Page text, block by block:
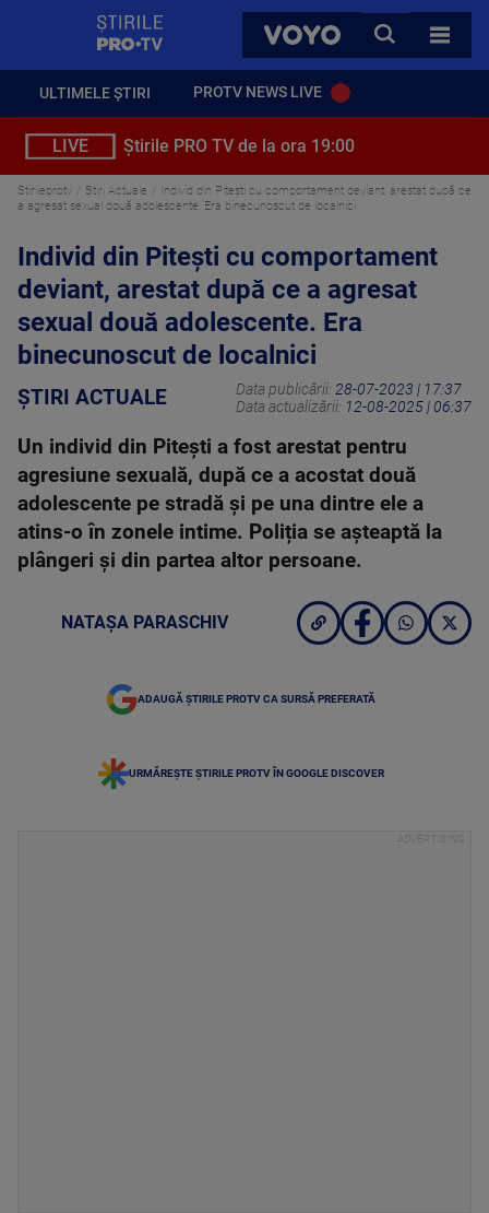
VOYO
CAUTA
TOATE
ULTIMELE ȘTIRI PROTV NEWS LIVE
LIVE Știrile PRO TV de la ora 19:00
Stirileprotv Știri Actuale
Individ din Pitești cu comportament deviant, arestat după ce
a agresat sexual două adolescente. Era binecunoscut de localnici
Individ din Pitești cu comportament
deviant, arestat după ce a agresat
sexual două adolescente. Era
binecunoscut de localnici
ȘTIRI ACTUALE Data publicării: 28-07-2023 | 17:37
Data actualizării: 12-08-2025 | 06:37
Un individ din Pitești a fost arestat pentru
agresiune sexuală, după ce a acostat două
adolescente pe stradă și pe una dintre ele a
atins-o în zonele intime. Poliția se așteaptă la
plângeri și din partea altor persoane.
NATAȘA PARASCHIV
ADAUGĂ ȘTIRILE PROTV CA SURSĂ PREFERATĂ
URMĂREȘTE ȘTIRILE PROTV ÎN GOOGLE DISCOVER